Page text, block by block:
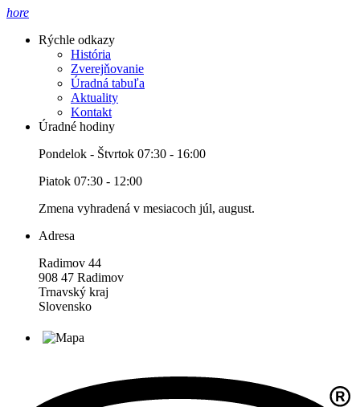
hore
Rýchle odkazy
História
Zverejňovanie
Úradná tabuľa
Aktuality
Kontakt
Úradné hodiny
Pondelok - Štvrtok 07:30 - 16:00
Piatok 07:30 - 12:00
Zmena vyhradená v mesiacoch júl, august.
Adresa
Radimov 44
908 47 Radimov
Trnavský kraj
Slovensko